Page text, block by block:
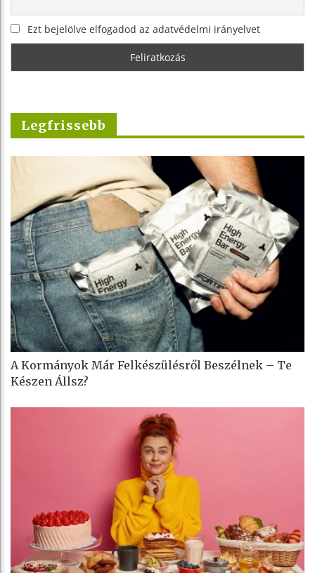
Ezt bejelölve elfogadod az adatvédelmi irányelvet
Legfrissebb
A Kormányok Már Felkészülésről Beszélnek – Te
Készen Állsz?